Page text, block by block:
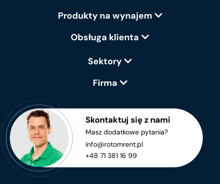
Produkty na wynajem
Obsługa klienta
Sektory
Firma
Skontaktuj się z nami
Masz dodatkowe pytania?
info@rotomrent.pl
+48 71 381 16 99